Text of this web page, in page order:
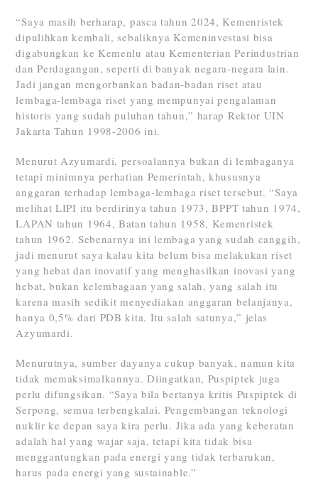
“Saya masih berharap, pasca tahun 2024, Kemenristek
dipulihkan kembali, sebaliknya Kemeninvestasi bisa
digabungkan ke Kemenlu atau Kementerian Perindustrian
dan Perdagangan, seperti di banyak negara-negara lain.
Jadi jangan mengorbankan badan-badan riset atau
lembaga-lembaga riset yang mempunyai pengalaman
historis yang sudah puluhan tahun,” harap Rektor UIN
Jakarta Tahun 1998-2006 ini.
Menurut Azyumardi, persoalannya bukan di lembaganya
tetapi minimnya perhatian Pemerintah, khususnya
anggaran terhadap lembaga-lembaga riset tersebut. “Saya
melihat LIPI itu berdirinya tahun 1973, BPPT tahun 1974,
LAPAN tahun 1964, Batan tahun 1958, Kemenristek
tahun 1962. Sebenarnya ini lembaga yang sudah canggih,
jadi menurut saya kalau kita belum bisa melakukan riset
yang hebat dan inovatif yang menghasilkan inovasi yang
hebat, bukan kelembagaan yang salah, yang salah itu
karena masih sedikit menyediakan anggaran belanjanya,
hanya 0,5% dari PDB kita. Itu salah satunya,” jelas
Azyumardi.
Menurutnya, sumber dayanya cukup banyak, namun kita
tidak memaksimalkannya. Diingatkan, Puspiptek juga
perlu difungsikan. “Saya bila bertanya kritis Puspiptek di
Serpong, semua terbengkalai. Pengembangan teknologi
nuklir ke depan saya kira perlu. Jika ada yang keberatan
adalah hal yang wajar saja, tetapi kita tidak bisa
menggantungkan pada energi yang tidak terbarukan,
harus pada energi yang sustainable.”